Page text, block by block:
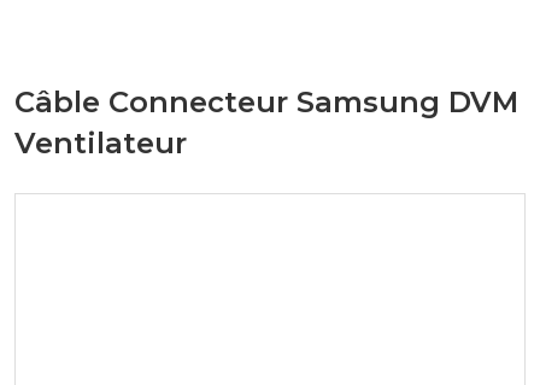
Câble Connecteur Samsung DVM
Ventilateur